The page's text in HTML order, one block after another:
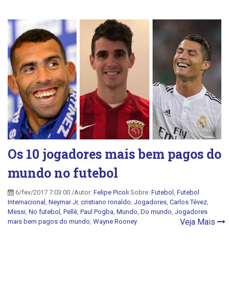
Os 10 jogadores mais bem pagos do
mundo no futebol
6/fev/2017 7:03:00 /Autor: Felipe Picoli Sobre: Futebol Futebol
Internacional Neymar Jr, cristiano ronaldo Jogadores Carlos Tévez
Messi No futebol Pellè Paul Pogba Mundo Do mundo Jogadores
mais bem pagos do mundo Wayne Rooney Veja Mais